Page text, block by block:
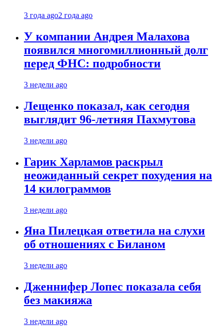
3 года ago2 года ago
У компании Андрея Малахова
появился многомиллионный долг
перед ФНС: подробности
3 недели ago
Лещенко показал, как сегодня
выглядит 96-летняя Пахмутова
3 недели ago
Гарик Харламов раскрыл
неожиданный секрет похудения на
14 килограммов
3 недели ago
Яна Пилецкая ответила на слухи
об отношениях с Биланом
3 недели ago
Дженнифер Лопес показала себя
без макияжа
3 недели ago